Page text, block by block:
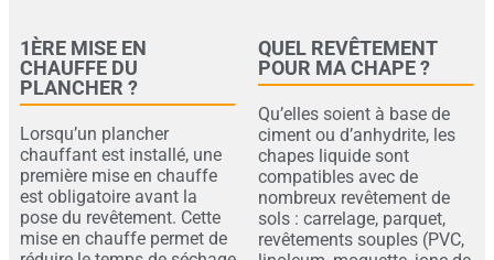
1ÈRE MISE EN
CHAUFFE DU
PLANCHER ?
Lorsqu’un plancher
chauffant est installé, une
première mise en chauffe
est obligatoire avant la
pose du revêtement. Cette
mise en chauffe permet de
QUEL REVÊTEMENT
POUR MA CHAPE ?
Qu’elles soient à base de
ciment ou d’anhydrite, les
chapes liquide sont
compatibles avec de
nombreux revêtement de
sols : carrelage, parquet,
revêtements souples (PVC,